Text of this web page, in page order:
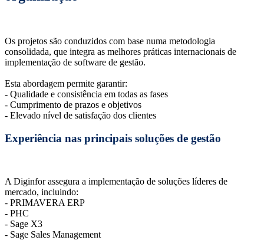
Os projetos são conduzidos com base numa metodologia
consolidada, que integra as melhores práticas internacionais de
implementação de software de gestão.
Esta abordagem permite garantir:
- Qualidade e consistência em todas as fases
- Cumprimento de prazos e objetivos
- Elevado nível de satisfação dos clientes
Experiência nas principais soluções de gestão
A Diginfor assegura a implementação de soluções líderes de
mercado, incluindo:
- PRIMAVERA ERP
- PHC
- Sage X3
- Sage Sales Management